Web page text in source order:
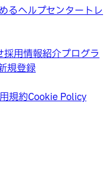
るヘルプセンタートレ
採用情報紹介プログラ
規登録
規約Cookie Policy